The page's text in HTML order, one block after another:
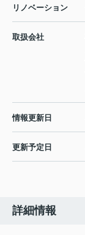
リノベーション
取扱会社
情報更新日
更新予定日
詳細情報